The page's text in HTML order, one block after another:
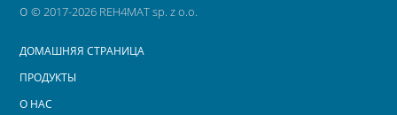
o© 2017-2026 REH4MAT sp. z o.o.
ДОМАШНЯЯ СТРАНИЦА
ПРОДУКТЫ
О НАС